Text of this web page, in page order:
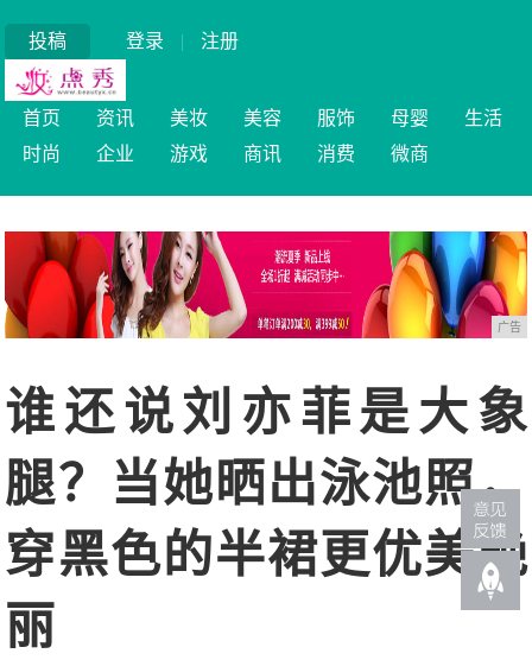
投稿 登录 | 注册
首页 资讯 美妆 美容 服饰 母婴
生活
时尚
企业 游戏 商讯 消费 微商
广告
谁还说刘亦菲是大象
腿？当她晒出泳池照，
穿黑色的半裙更优美艳
丽